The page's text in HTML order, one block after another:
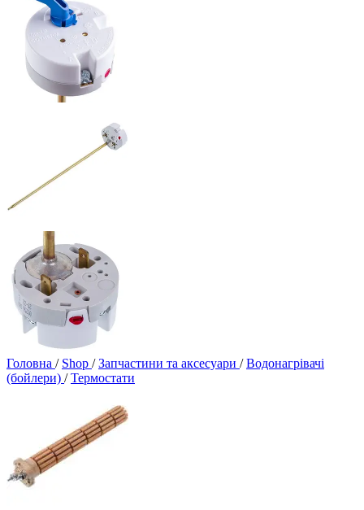
Головна / Shop / Запчастини та аксесуари / Водонагрівачі
(бойлери) / Термостати